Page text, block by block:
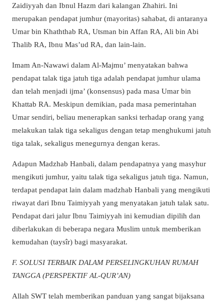
Zaidiyyah dan Ibnul Hazm dari kalangan Zhahiri. Ini
merupakan pendapat jumhur (mayoritas) sahabat, di antaranya
Umar bin Khaththab RA, Utsman bin Affan RA, Ali bin Abi
Thalib RA, Ibnu Mas’ud RA, dan lain-lain.
Imam An-Nawawi dalam Al-Majmu’ menyatakan bahwa
pendapat talak tiga jatuh tiga adalah pendapat jumhur ulama
dan telah menjadi ijma’ (konsensus) pada masa Umar bin
Khattab RA. Meskipun demikian, pada masa pemerintahan
Umar sendiri, beliau menerapkan sanksi terhadap orang yang
melakukan talak tiga sekaligus dengan tetap menghukumi jatuh
tiga talak, sekaligus menegurnya dengan keras.
Adapun Madzhab Hanbali, dalam pendapatnya yang masyhur
mengikuti jumhur, yaitu talak tiga sekaligus jatuh tiga. Namun,
terdapat pendapat lain dalam madzhab Hanbali yang mengikuti
riwayat dari Ibnu Taimiyyah yang menyatakan jatuh talak satu.
Pendapat dari jalur Ibnu Taimiyyah ini kemudian dipilih dan
diberlakukan di beberapa negara Muslim untuk memberikan
kemudahan (taysîr) bagi masyarakat.
F. SOLUSI TERBAIK DALAM PERSELINGKUHAN RUMAH
TANGGA (PERSPEKTIF AL-QUR’AN)
Allah SWT telah memberikan panduan yang sangat bijaksana